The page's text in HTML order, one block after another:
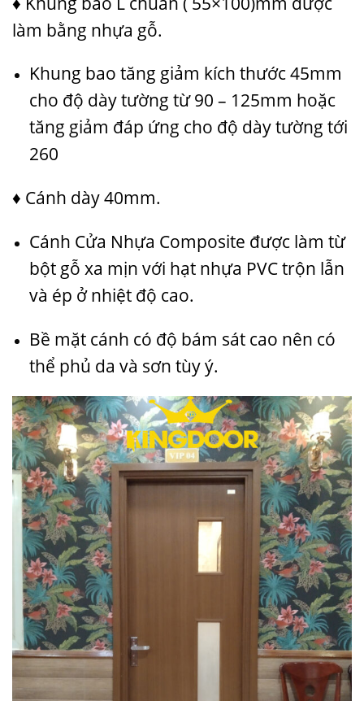
làm bằng nhựa gỗ.
Khung bao tăng giảm kích thước 45mm
cho độ dày tường từ 90 – 125mm hoặc
tăng giảm đáp ứng cho độ dày tường tới
260
♦ Cánh dày 40mm.
Cánh Cửa Nhựa Composite được làm từ
bột gỗ xa mịn với hạt nhựa PVC trộn lẫn
và ép ở nhiệt độ cao.
Bề mặt cánh có độ bám sát cao nên có
thể phủ da và sơn tùy ý.